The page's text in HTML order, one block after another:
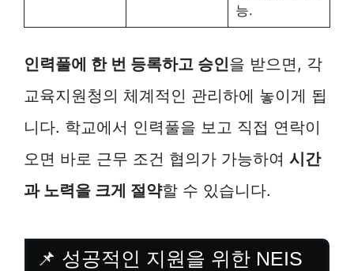
능.
인력풀에 한 번 등록하고 승인을 받으면, 각
교육지원청의 체계적인 관리하에 놓이게 됩
니다. 학교에서 인력풀을 보고 직접 연락이
오면 바로 근무 조건 협의가 가능하여 시간
과 노력을 크게 절약할 수 있습니다.
📌 성공적인 지원을 위한 NEIS